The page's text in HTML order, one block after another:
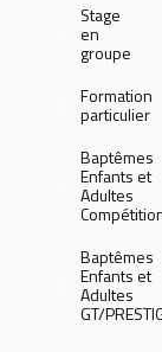
Stage
en
groupe
Formation
particulier
Baptêmes
Enfants et
Adultes
Baptêmes
Enfants et
Adultes
GT/